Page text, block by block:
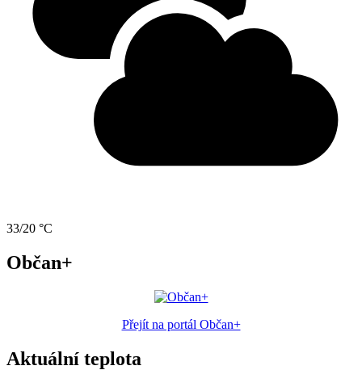
33/20 °C
Občan+
Přejít na portál Občan+
Aktuální teplota